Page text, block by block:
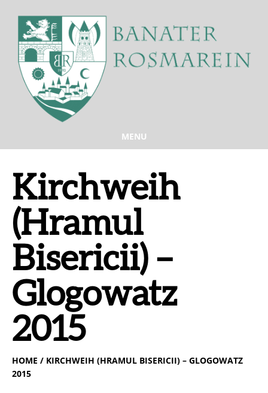
MENU
Kirchweih
(Hramul
Bisericii) –
Glogowatz
2015
HOME / KIRCHWEIH (HRAMUL BISERICII) – GLOGOWATZ
2015